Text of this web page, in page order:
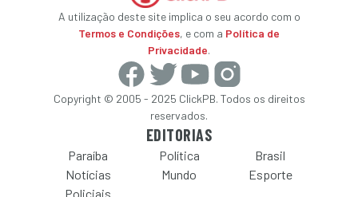
A utilização deste site implica o seu acordo com o
Termos e Condições, e com a Política de
Privacidade.
Copyright © 2005 - 2025 ClickPB. Todos os direitos
reservados.
EDITORIAS
Paraíba Política
Brasil
Notícias
Policiais
Mundo Esporte